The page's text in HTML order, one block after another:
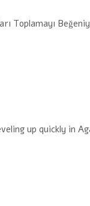
Toplamayı
up quickly in